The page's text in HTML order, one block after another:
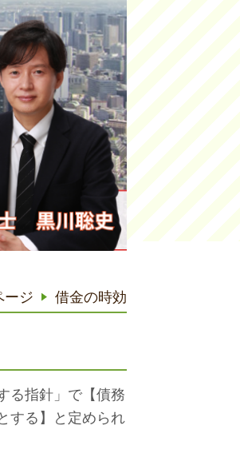
ージ 借金の時効
る指針」で【債務
する】と定められ